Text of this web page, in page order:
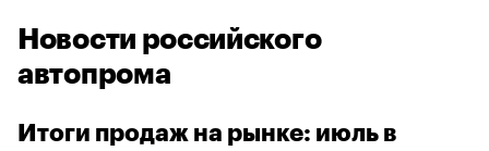
Новости российского
автопрома
Итоги продаж на рынке: июль в